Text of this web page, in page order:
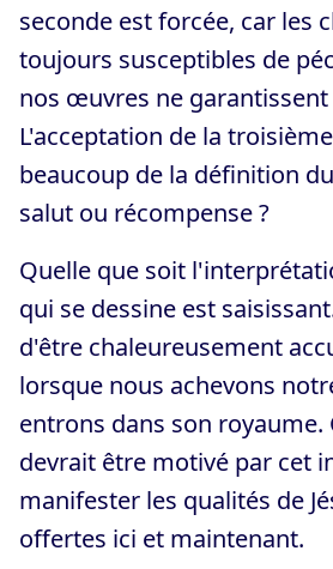
seconde est forcée, car les
toujours susceptibles de
nos œuvres ne
L'acceptation de la
beaucoup de la définition
salut ou récompense ?
Quelle que soit
qui se dessine est
d'être chaleureusement
lorsque nous achevons
entrons dans son royaume.
devrait être motivé par cet
manifester les qualités de
offertes ici et maintenant.